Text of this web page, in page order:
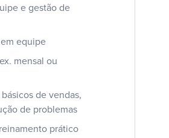
e gestão de
equipe
mensal ou
de vendas,
de problemas
prático